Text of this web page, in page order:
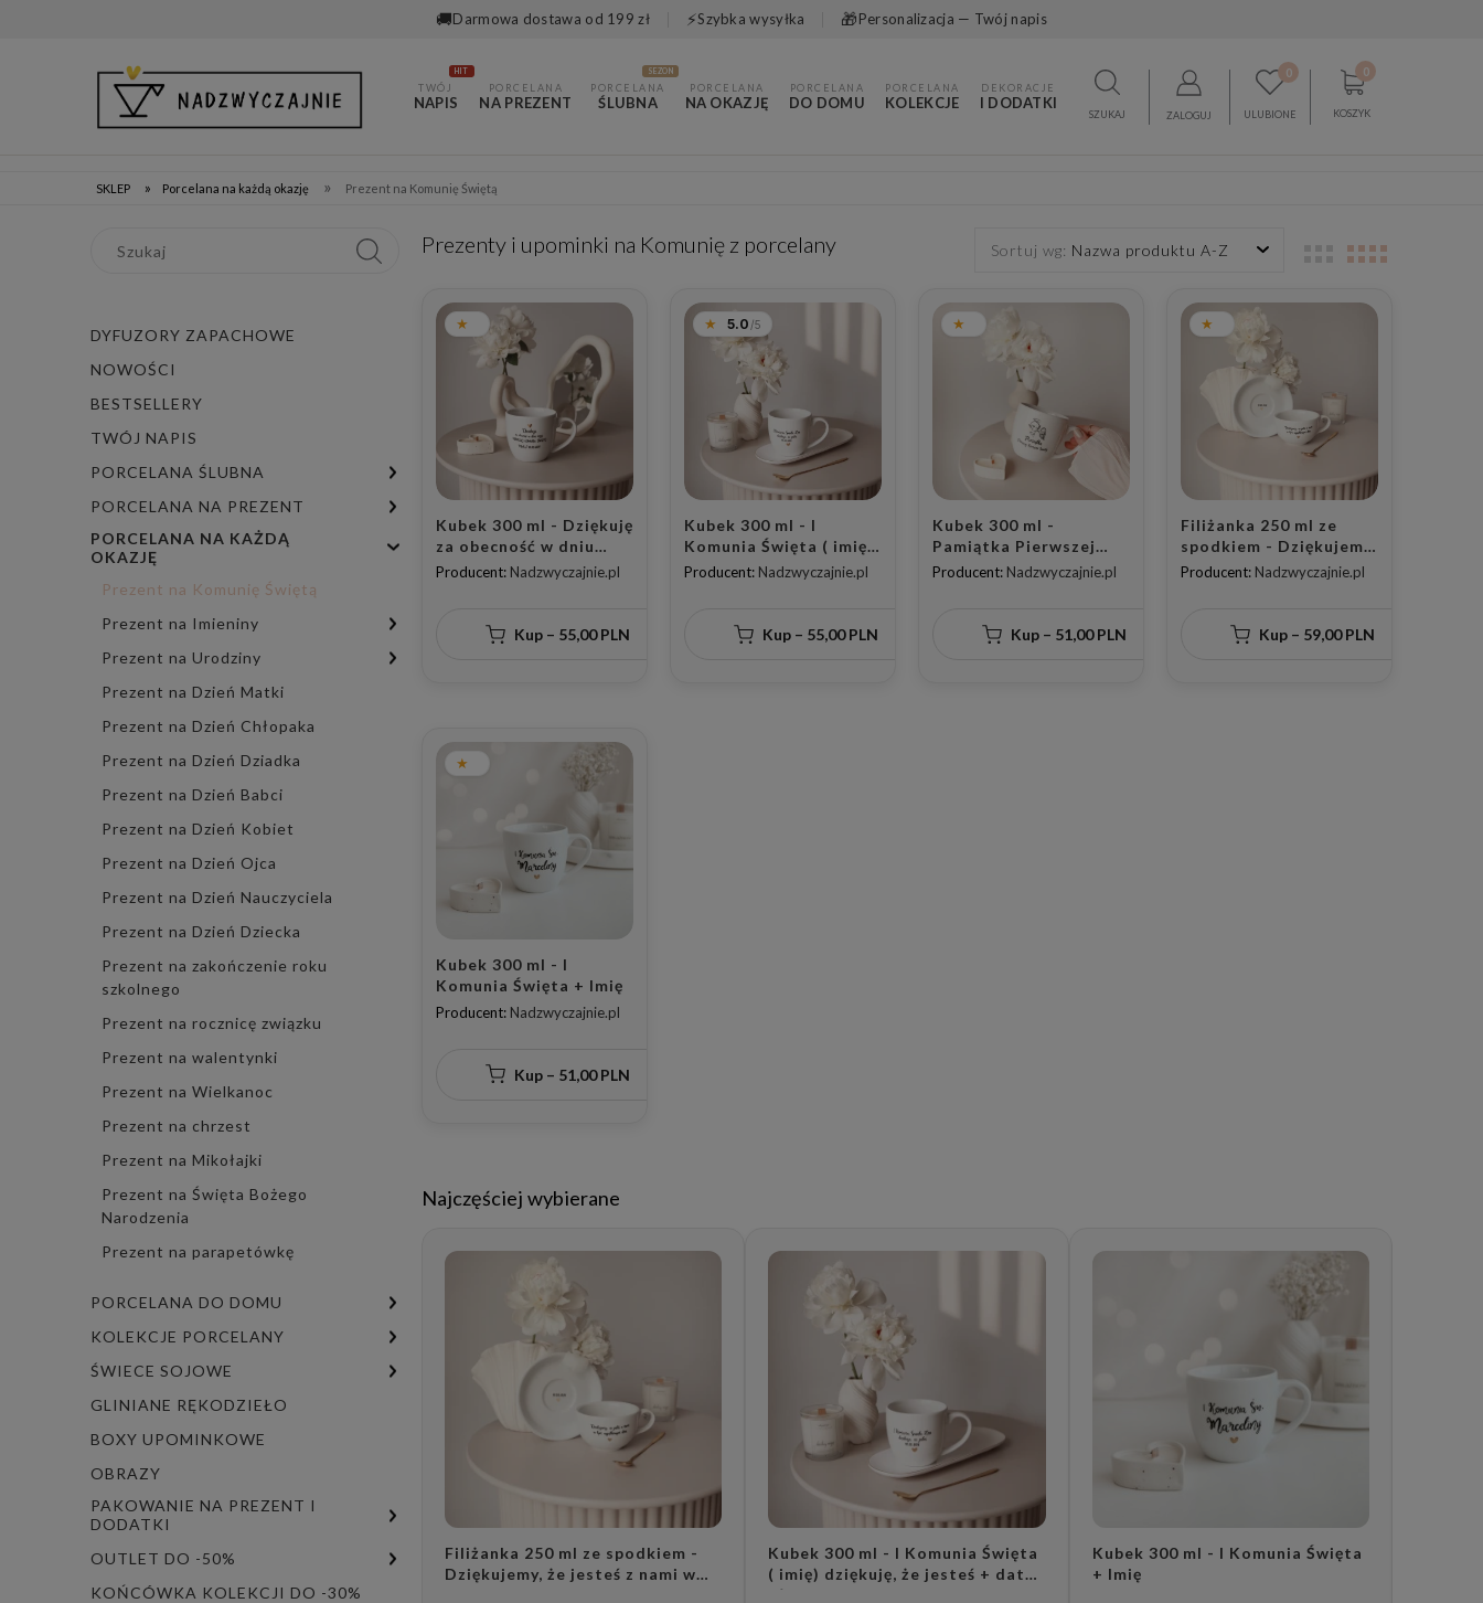
🚚Darmowa dostawa od 199 zł ⚡Szybka wysyłka 🎁Personalizacja — Twój napis
TWÓJ
NAPIS
HIT
PORCELANA
NA PREZENT
PORCELANA
ŚLUBNA
SEZON
PORCELANA
NA OKAZJĘ
PORCELANA
DO DOMU
PORCELANA
KOLEKCJE
DEKORACJE
I DODATKI
SZUKAJ ZALOGUJ ULUBIONE
0 0
KOSZYK
SKLEP » Porcelana na każdą okazję » Prezent na Komunię Świętą
DYFUZORY ZAPACHOWE
NOWOŚCI
BESTSELLERY
TWÓJ NAPIS
PORCELANA ŚLUBNA
PORCELANA NA PREZENT
PORCELANA NA KAŻDĄ
OKAZJĘ
Prezent na Komunię Świętą
Prezent na Imieniny
Prezent na Urodziny
Prezent na Dzień Matki
Prezent na Dzień Chłopaka
Prezent na Dzień Dziadka
Prezent na Dzień Babci
Prezent na Dzień Kobiet
Prezent na Dzień Ojca
Prezent na Dzień Nauczyciela
Prezent na Dzień Dziecka
Prezent na zakończenie roku
szkolnego
Prezent na rocznicę związku
Prezent na walentynki
Prezent na Wielkanoc
Prezent na chrzest
Prezent na Mikołajki
Prezent na Święta Bożego
Narodzenia
Prezent na parapetówkę
PORCELANA DO DOMU
KOLEKCJE PORCELANY
ŚWIECE SOJOWE
GLINIANE RĘKODZIEŁO
BOXY UPOMINKOWE
OBRAZY
PAKOWANIE NA PREZENT I
DODATKI
OUTLET DO -50%
KOŃCÓWKA KOLEKCJI DO -30%
Prezenty i upominki na Komunię z porcelany Sortuj wg: Nazwa produktu A-Z
Kubek 300 ml - Dziękuję
za obecność w dniu
mojej Komunii Świętej
Producent: Nadzwyczajnie.pl
Kup – 55,00 PLN
5.0
Kubek 300 ml - I
Komunia Święta ( imię)
dziękuję, że jesteś +
Producent: Nadzwyczajnie.pl
Kup – 55,00 PLN
Kubek 300 ml -
Pamiątka Pierwszej
Komunii Świętej +
Producent: Nadzwyczajnie.pl
Kup – 51,00 PLN
Filiżanka 250 ml ze
spodkiem - Dziękujemy,
że jesteś z nami w tym
spodku
Producent: Nadzwyczajnie.pl
Kup – 59,00 PLN
Kubek 300 ml - I
Komunia Święta + Imię
Producent: Nadzwyczajnie.pl
Kup – 51,00 PLN
Najczęściej wybierane
Filiżanka 250 ml ze spodkiem -
Dziękujemy, że jesteś z nami w
Kubek 300 ml - I Komunia Święta
( imię) dziękuję, że jesteś + data
Złote Serce
Kubek 300 ml - I Komunia Święta
+ Imię